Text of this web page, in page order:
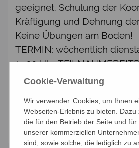
geeignet. Schulung der
Kräftigung und Dehnung
Keine Übungen am Boden!
TERMIN: wöchentlich
15.30 Uhr
Kneipp-Mitglieder / € 7,- für
Cookie-Verwaltung
Wir verwenden Cookies, um Ihnen
Webseiten-Erlebnis zu bieten. Dazu
die für den Betrieb der Seite und für
unserer kommerziellen
sind, sowie solche, die lediglich zu